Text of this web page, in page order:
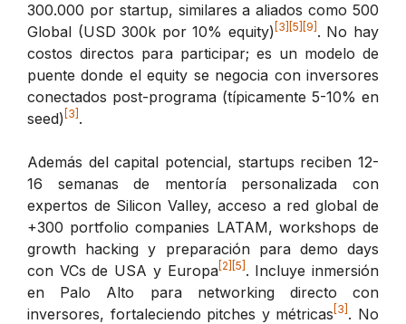
300.000 por startup, similares a aliados como 500
Global (USD 300k por 10% equity) [3] [5] [9] . No hay
costos directos para participar; es un modelo de
puente donde el equity se negocia con inversores
conectados post-programa (típicamente 5-10% en
seed) [3] .
Además del capital potencial, startups reciben 12-
16 semanas de mentoría personalizada con
expertos de Silicon Valley, acceso a red global de
+300 portfolio companies LATAM, workshops de
growth hacking y preparación para demo days
con VCs de USA y Europa [2] [5] . Incluye inmersión
en Palo Alto para networking directo con
inversores, fortaleciendo pitches y métricas [3] . No